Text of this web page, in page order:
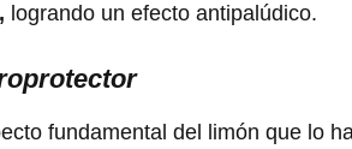
logrando un efecto antipalúdico.
fundamental del limón que lo